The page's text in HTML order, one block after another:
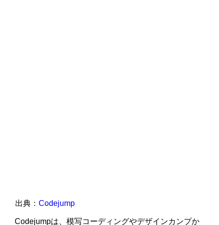
出典： Codejump
Codejumpは、模写コーディングやデザインカンプか